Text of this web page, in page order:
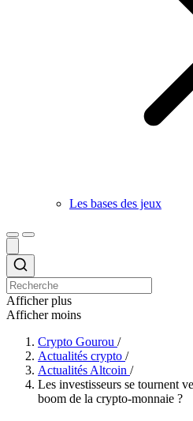
Les bases des jeux
Afficher plus
Afficher moins
Crypto Gourou /
Actualités crypto /
Actualités Altcoin /
Les investisseurs se tournent
boom de la crypto-monnaie ?